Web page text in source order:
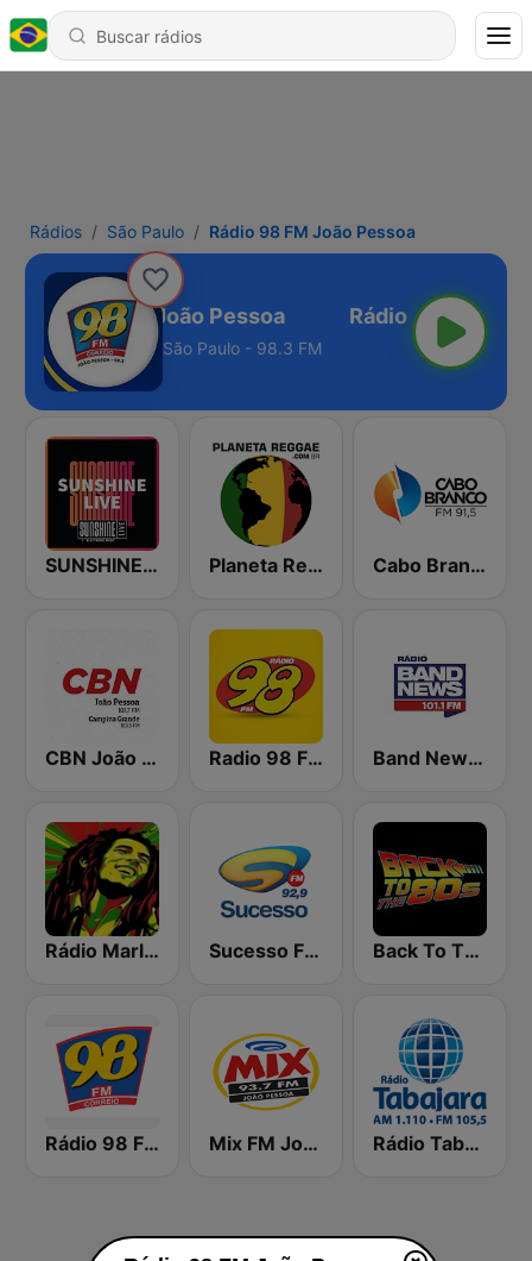
Rádios São Paulo Rádio 98 FM João Pessoa
Rádio 98 FM João Pessoa
São Paulo - 98.3 FM
SUNSHINE LIVE Planeta Reggae Cabo Branco FM
CBN João Pessoa Radio 98 FM Band News FM 101.1 João Pessoa
Rádio Marley Sucesso FM 92.9 Back To The 80's Radio
Rádio 98 FM Correio Mix FM João Pessoa Rádio Tabajara FM 105.5